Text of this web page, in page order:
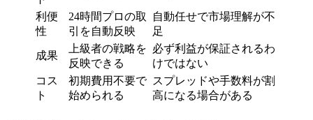
利便
性
24時間プロの取
引を自動反映
自動任せで市場理解が不
足
成果
上級者の戦略を
反映できる
必ず利益が保証されるわ
けではない
コス
ト
初期費用不要で
始められる
スプレッドや手数料が割
高になる場合がある